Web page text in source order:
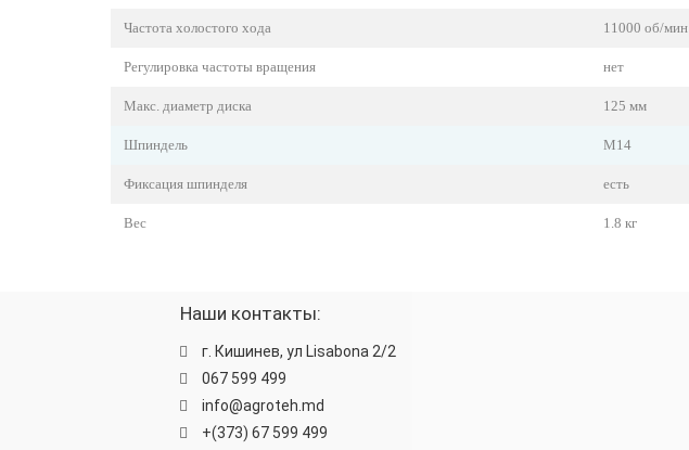
Частота холостого хода 11000 об/мин
Регулировка частоты вращения нет
Макс. диаметр диска 125 мм
Шпиндель M14
Фиксация шпинделя есть
Вес 1.8 кг
Наши контакты:
г. Кишинев, ул Lisabona 2/2
067 599 499
info@agroteh.md
+(373) 67 599 499